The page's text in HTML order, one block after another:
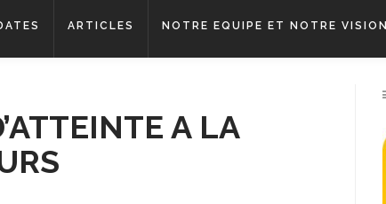
ARTICLES NOTRE EQUIPE ET NOTRE VISION
A LA